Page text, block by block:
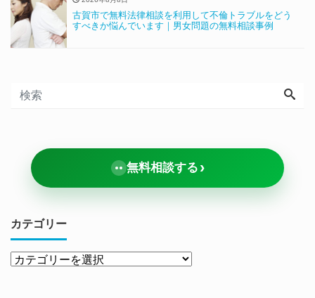
古賀市で無料法律相談を利用して不倫トラブルをどう
すべきか悩んでいます｜男女問題の無料相談事例
無料相談する ›
カテゴリー